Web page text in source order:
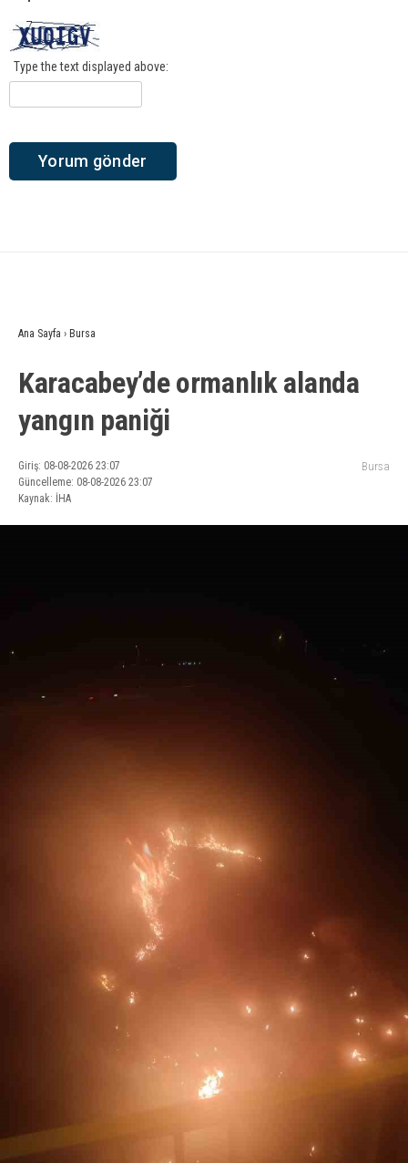
Type the text displayed above:
Ana Sayfa › Bursa
Karacabey’de ormanlık alanda
yangın paniği
Giriş: 08-08-2026 23:07
Güncelleme: 08-08-2026 23:07
Kaynak: İHA
Bursa